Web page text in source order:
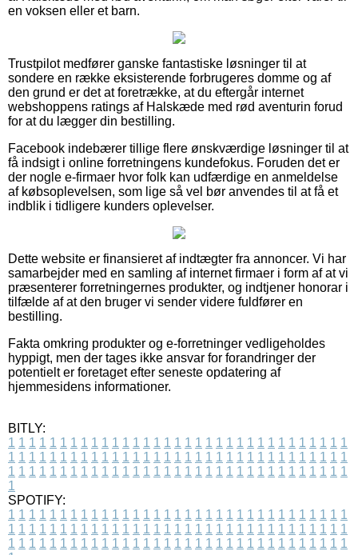
en voksen eller et barn.
Trustpilot medfører ganske fantastiske løsninger til at
sondere en række eksisterende forbrugeres domme og af
den grund er det at foretrække, at du eftergår internet
webshoppens ratings af Halskæde med rød aventurin forud
for at du lægger din bestilling.
Facebook indebærer tillige flere ønskværdige løsninger til at
få indsigt i online forretningens kundefokus. Foruden det er
der nogle e-firmaer hvor folk kan udfærdige en anmeldelse
af købsoplevelsen, som lige så vel bør anvendes til at få et
indblik i tidligere kunders oplevelser.
Dette website er finansieret af indtægter fra annoncer. Vi har
samarbejder med en samling af internet firmaer i form af at vi
præsenterer forretningernes produkter, og indtjener honorar i
tilfælde af at den bruger vi sender videre fuldfører en
bestilling.
Fakta omkring produkter og e-forretninger vedligeholdes
hyppigt, men der tages ikke ansvar for forandringer der
potentielt er foretaget efter seneste opdatering af
hjemmesidens informationer.
BITLY:
1 1 1 1 1 1 1 1 1 1 1 1 1 1 1 1 1 1 1 1 1 1 1 1 1 1 1 1 1 1 1 1 1
1 1 1 1 1 1 1 1 1 1 1 1 1 1 1 1 1 1 1 1 1 1 1 1 1 1 1 1 1 1 1 1 1
1 1 1 1 1 1 1 1 1 1 1 1 1 1 1 1 1 1 1 1 1 1 1 1 1 1 1 1 1 1 1 1 1
1
SPOTIFY:
1 1 1 1 1 1 1 1 1 1 1 1 1 1 1 1 1 1 1 1 1 1 1 1 1 1 1 1 1 1 1 1 1
1 1 1 1 1 1 1 1 1 1 1 1 1 1 1 1 1 1 1 1 1 1 1 1 1 1 1 1 1 1 1 1 1
1 1 1 1 1 1 1 1 1 1 1 1 1 1 1 1 1 1 1 1 1 1 1 1 1 1 1 1 1 1 1 1 1